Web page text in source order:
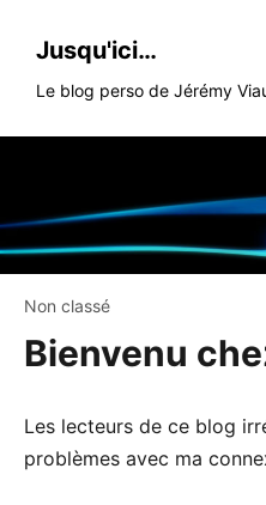
Jusqu'ici…
Le blog perso de Jérémy
Non classé
Bienvenu
Les lecteurs de ce blog
problèmes avec ma